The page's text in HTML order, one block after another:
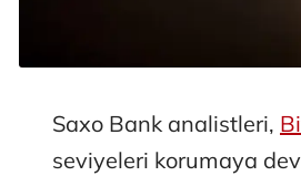
Saxo Bank analistleri,
seviyeleri korumaya